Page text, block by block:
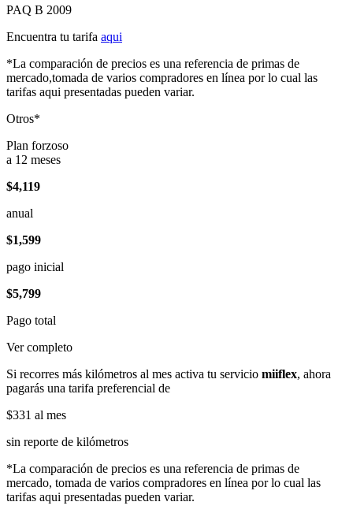
PAQ B 2009
Encuentra tu tarifa aqui
*La comparación de precios es una referencia de primas de
mercado,tomada de varios compradores en línea por lo cual las
tarifas aqui presentadas pueden variar.
Otros*
Plan forzoso
a 12 meses
$4,119
anual
$1,599
pago inicial
$5,799
Pago total
Ver completo
Si recorres más kilómetros al mes activa tu servicio miiflex, ahora
pagarás una tarifa preferencial de
$331 al mes
sin reporte de kilómetros
*La comparación de precios es una referencia de primas de
mercado, tomada de varios compradores en línea por lo cual las
tarifas aqui presentadas pueden variar.